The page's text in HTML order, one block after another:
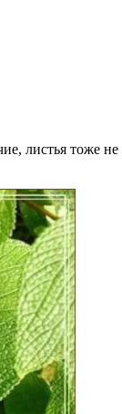
листья тоже